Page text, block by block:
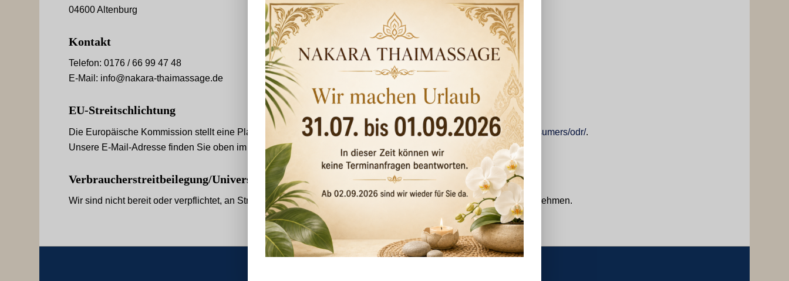
04600 Altenburg
Kontakt
Telefon: 0176 / 66 99 47 48
E-Mail: info@nakara-thaimassage.de
EU-Streitschlichtung
Die Europäische Kommission stellt eine Plattform zur Online-Streitbeilegung (OS) bereit:https://ec.europa.eu/consumers/odr/.
Unsere E-Mail-Adresse finden Sie oben im Impressum.
Verbraucher­streit­beilegung/Universal­schlichtungs­stelle
Wir sind nicht bereit oder verpflichtet, an Streitbeilegungsverfahren vor einer Verbraucherschlichtungsstelle teilzunehmen.